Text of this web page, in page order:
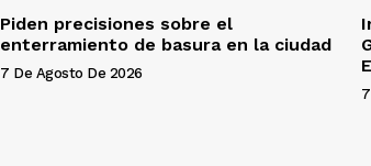
Piden precisiones sobre el
enterramiento de basura en la ciudad
7 De Agosto De 2026